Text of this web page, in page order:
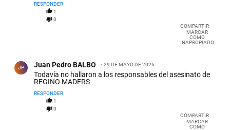
RESPONDER
1
0
COMPARTIR
MARCAR
COMO
INAPROPIADO
JP Juan Pedro BALBO 29 DE MAYO DE 2026
Todavía no hallaron a los responsables del asesinato de
REGINO MADERS
RESPONDER
1
0
COMPARTIR
MARCAR
COMO